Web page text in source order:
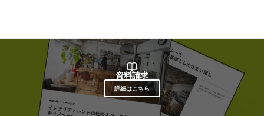
資料請求
詳細はこちら